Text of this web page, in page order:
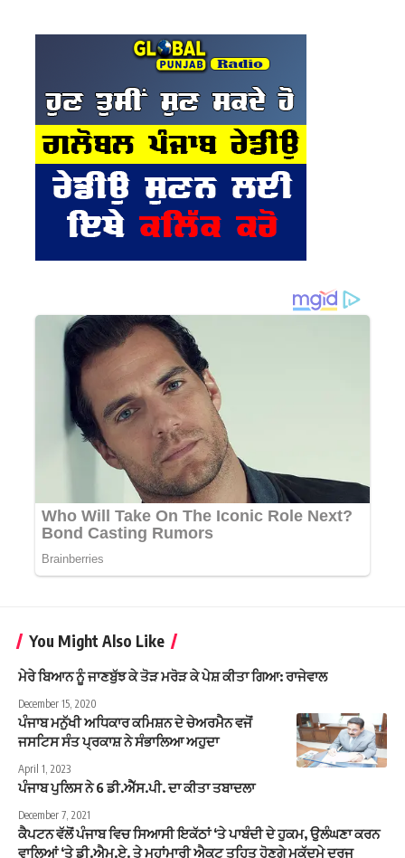
You Might Also Like
ਮੇਰੇ ਬਿਆਨ ਨੂੰ ਜਾਣਬੁੱਝ ਕੇ ਤੋੜ ਮਰੋੜ ਕੇ ਪੇਸ਼ ਕੀਤਾ ਗਿਆ: ਰਾਜੇਵਾਲ
December 15, 2020
ਪੰਜਾਬ ਮਨੁੱਖੀ ਅਧਿਕਾਰ ਕਮਿਸ਼ਨ ਦੇ ਚੇਅਰਮੈਨ ਵਜੋਂ
ਜਸਟਿਸ ਸੰਤ ਪ੍ਰਕਾਸ਼ ਨੇ ਸੰਭਾਲਿਆ ਅਹੁਦਾ
April 1, 2023
ਪੰਜਾਬ ਪੁਲਿਸ ਨੇ 6 ਡੀ.ਐੱਸ.ਪੀ. ਦਾ ਕੀਤਾ ਤਬਾਦਲਾ
December 7, 2021
ਕੈਪਟਨ ਵੱਲੋਂ ਪੰਜਾਬ ਵਿਚ ਸਿਆਸੀ ਇਕੱਠਾਂ ‘ਤੇ ਪਾਬੰਦੀ ਦੇ ਹੁਕਮ, ਉਲੰਘਣਾ ਕਰਨ
ਵਾਲਿਆਂ ‘ਤੇ ਡੀ.ਐਮ.ਏ. ਤੇ ਮਹਾਂਮਾਰੀ ਐਕਟ ਤਹਿਤ ਹੋਣਗੇ ਮੁਕੱਦਮੇ ਦਰਜ